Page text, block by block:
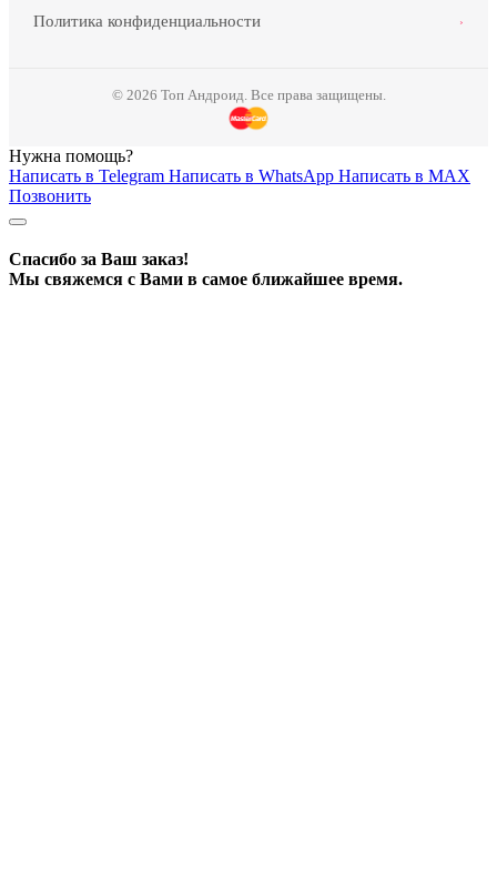
Политика конфиденциальности ›
© 2026 Топ Андроид. Все права защищены.
Нужна помощь?
Написать в Telegram Написать в WhatsApp Написать в MAX
Позвонить
Спасибо за Ваш заказ!
Мы свяжемся с Вами в самое ближайшее время.